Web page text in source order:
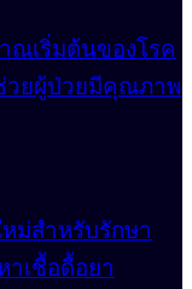
ณเริ่มต้นของโรค
วยผู้ป่วยมีคุณภาพ
ม่สำหรับรักษา
าเชื้อดื้อยา